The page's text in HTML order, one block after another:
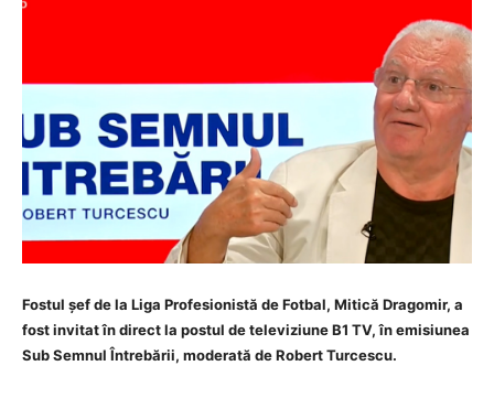
Fostul șef de la Liga Profesionistă de Fotbal, Mitică Dragomir, a
fost invitat în direct la postul de televiziune B1 TV, în emisiunea
Sub Semnul Întrebării, moderată de Robert Turcescu.